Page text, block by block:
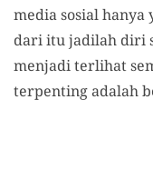
media sosial hanya
dari itu jadilah diri
menjadi terlihat
terpenting adalah